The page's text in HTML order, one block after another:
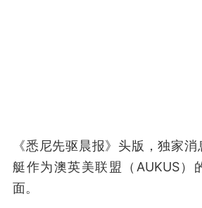
《悉尼先驱晨报》头版，独家
艇作为澳英美联盟（AUKUS）
面。